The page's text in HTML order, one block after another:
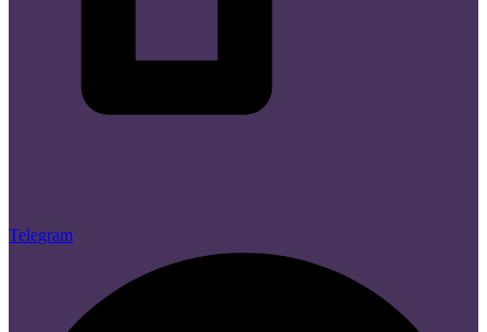
Telegram